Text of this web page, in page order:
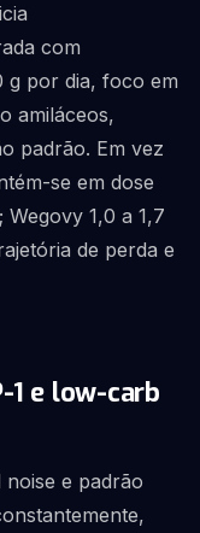
com
g por dia, foco em
amiláceos,
padrão. Em vez
se em dose
1,0 a 1,7
de perda e
1 e low-carb
e padrão